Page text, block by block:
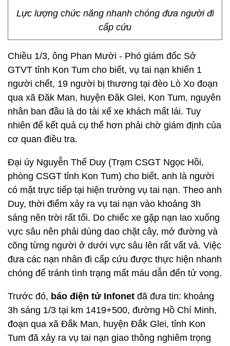
Lực lượng chức năng nhanh chóng đưa người đi
cấp cứu
Chiều 1/3, ông Phan Mười - Phó giám đốc Sở
GTVT tỉnh Kon Tum cho biết, vụ tai nạn khiến 1
người chết, 19 người bị thương tại đèo Lò Xo đoạn
qua xã Đăk Man, huyện Đăk Glei, Kon Tum, nguyên
nhân ban đầu là do tài xế xe khách mất lái. Tuy
nhiên để kết quả cụ thể hơn phải chờ giám định của
cơ quan điều tra.
Đại úy Nguyễn Thế Duy (Trạm CSGT Ngọc Hồi,
phòng CSGT tỉnh Kon Tum) cho biết, anh là người
có mặt trực tiếp tại hiện trường vụ tai nạn. Theo anh
Duy, thời điểm xảy ra vụ tai nạn vào khoảng 3h
sáng nên trời rất tối. Do chiếc xe gặp nạn lao xuống
vực sâu nên phải dùng dao chặt cây, mở đường và
cõng từng người ở dưới vực sâu lên rất vất vả. Việc
đưa các nạn nhân đi cấp cứu được thực hiện nhanh
chóng để tránh tình trạng mất máu dẫn đến tử vong.
Trước đó, báo điện tử Infonet đã đưa tin: khoảng
3h sáng 1/3 tại km 1419+500, đường Hồ Chí Minh,
đoạn qua xã Đắk Man, huyện Đắk Glei, tỉnh Kon
Tum đã xảy ra vụ tai nạn giao thông nghiêm trọng